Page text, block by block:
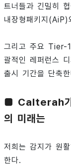
트너들과 긴밀히
내장형패키지
그리고 주요 Tier-
괄적인 레퍼런스
출시 기간을 단축
■ Calterah
의 미래는
저희는 감지가 원
한다.